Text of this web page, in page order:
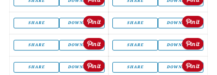
SHARE DOWNLOAD SHARE DOWNLOAD
SHARE DOWNLOAD SHARE DOWNLOAD
SHARE DOWNLOAD SHARE DOWNLOAD